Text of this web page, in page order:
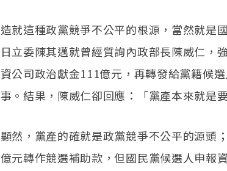
造就這種政黨競爭不公平的根源，當然就是
日立委陳其邁就曾經質詢內政部長陳威仁，
資公司政治獻金111億元，再轉發給黨籍候
事。結果，陳威仁卻回應：「黨產本來就是
顯然，黨產的確就是政黨競爭不公平的源頭
億元轉作競選補助款，但國民黨候選人申報